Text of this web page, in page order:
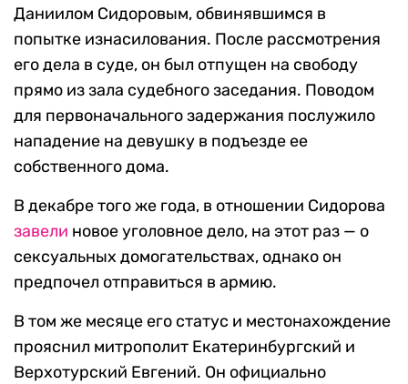
Даниилом Сидоровым, обвинявшимся в
попытке изнасилования. После рассмотрения
его дела в суде, он был отпущен на свободу
прямо из зала судебного заседания. Поводом
для первоначального задержания послужило
нападение на девушку в подъезде ее
собственного дома.
В декабре того же года, в отношении Сидорова
завели новое уголовное дело, на этот раз — о
сексуальных домогательствах, однако он
предпочел отправиться в армию.
В том же месяце его статус и местонахождение
прояснил митрополит Екатеринбургский и
Верхотурский Евгений. Он официально